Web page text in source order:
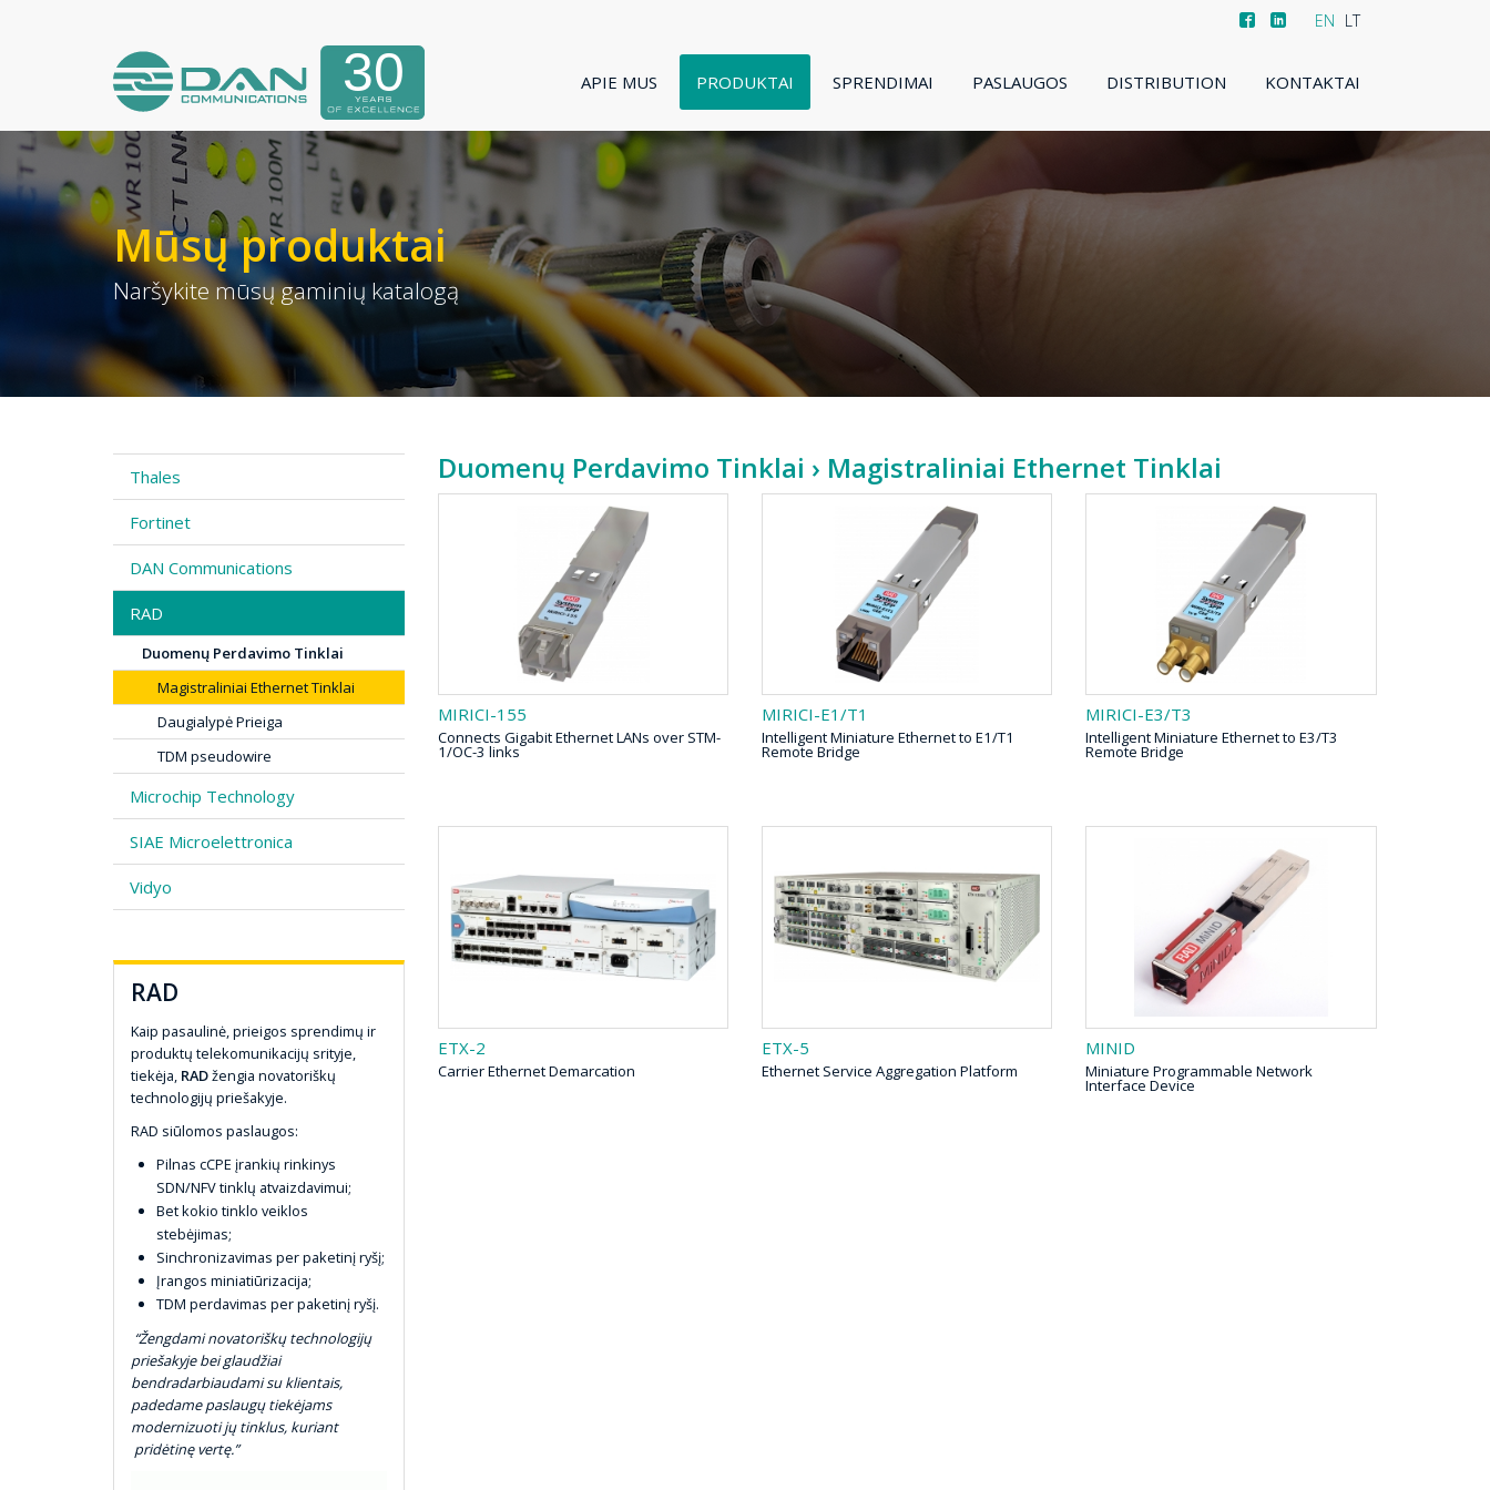
EN LT
APIE MUS PRODUKTAI SPRENDIMAI PASLAUGOS DISTRIBUTION KONTAKTAI
Mūsų produktai
Naršykite mūsų gaminių katalogą
Thales
Fortinet
DAN Communications
RAD
Duomenų Perdavimo Tinklai
Magistraliniai Ethernet Tinklai
Daugialypė Prieiga
TDM pseudowire
Microchip Technology
SIAE Microelettronica
Vidyo
RAD
Kaip pasaulinė, prieigos sprendimų ir
produktų telekomunikacijų srityje,
tiekėja, RADžengia novatoriškų
technologijų priešakyje.
RAD siūlomos paslaugos:
Pilnas cCPE įrankių rinkinys
SDN/NFV tinklų atvaizdavimui;
Bet kokio tinklo veiklos
stebėjimas;
Sinchronizavimas per paketinį ryšį;
Įrangos miniatiūrizacija;
TDM perdavimas per paketinį ryšį.
“Žengdami novatoriškų technologijų
priešakyje bei glaudžiai
bendradarbiaudami su klientais,
padedame paslaugų tiekėjams
modernizuoti jų tinklus, kuriant
pridėtinę vertę.”
Duomenų Perdavimo Tinklai › Magistraliniai Ethernet Tinklai
MIRICI-155
Connects Gigabit Ethernet LANs over STM-
1/OC-3 links
MIRICI-E1/T1
Intelligent Miniature Ethernet to E1/T1
Remote Bridge
MIRICI-E3/T3
Intelligent Miniature Ethernet to E3/T3
Remote Bridge
ETX-2
Carrier Ethernet Demarcation
ETX-5
Ethernet Service Aggregation Platform
MINID
Miniature Programmable Network
Interface Device